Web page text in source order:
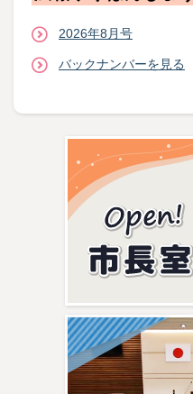
2026年8月号
バックナンバーを見る